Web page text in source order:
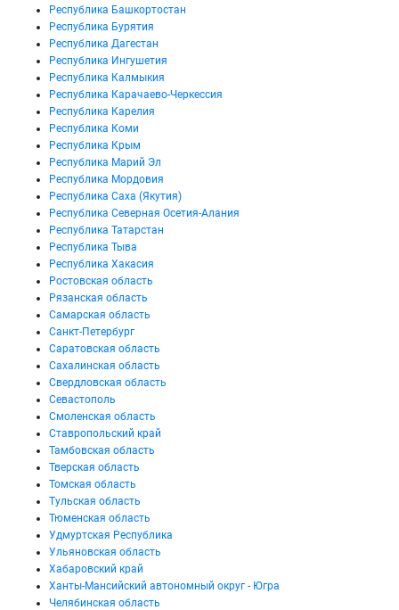
Республика Башкортостан
Республика Бурятия
Республика Дагестан
Республика Ингушетия
Республика Калмыкия
Республика Карачаево-Черкессия
Республика Карелия
Республика Коми
Республика Крым
Республика Марий Эл
Республика Мордовия
Республика Саха (Якутия)
Республика Северная Осетия-Алания
Республика Татарстан
Республика Тыва
Республика Хакасия
Ростовская область
Рязанская область
Самарская область
Санкт-Петербург
Саратовская область
Сахалинская область
Свердловская область
Севастополь
Смоленская область
Ставропольский край
Тамбовская область
Тверская область
Томская область
Тульская область
Тюменская область
Удмуртская Республика
Ульяновская область
Хабаровский край
Ханты-Мансийский автономный округ - Югра
Челябинская область